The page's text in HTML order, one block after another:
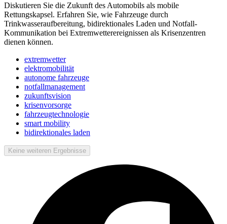
Diskutieren Sie die Zukunft des Automobils als mobile
Rettungskapsel. Erfahren Sie, wie Fahrzeuge durch
Trinkwasseraufbereitung, bidirektionales Laden und Notfall-
Kommunikation bei Extremwetterereignissen als Krisenzentren
dienen können.
extremwetter
elektromobilität
autonome fahrzeuge
notfallmanagement
zukunftsvision
krisenvorsorge
fahrzeugtechnologie
smart mobility
bidirektionales laden
Keine weiteren Ergebnisse